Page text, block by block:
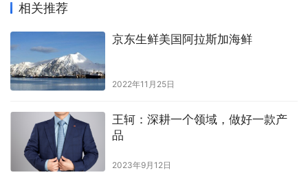
相关推荐
京东生鲜美国阿拉斯加海鲜
2022年11月25日
王轲：深耕一个领域，做好一款产
品
2023年9月12日